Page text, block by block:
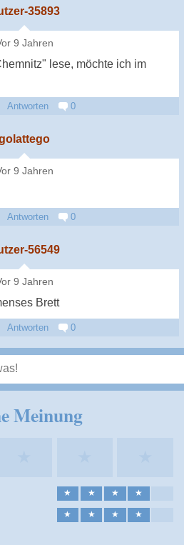
35893
9 Jahren
lese, möchte ich im
Antworten 0
9 Jahren
Antworten 0
56549
9 Jahren
Brett
Antworten 0
Meinung
★ ★ ★ ★
★ ★ ★ ★